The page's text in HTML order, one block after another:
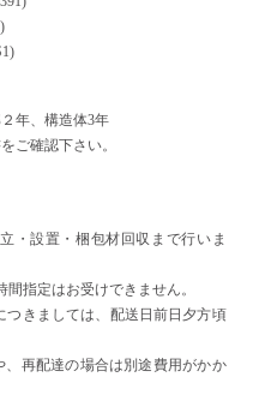
年、構造体3年
ご確認下さい。
・設置・梱包材回収まで行いま
指定はお受けできません。
つきましては、配送日前日夕方頃
再配達の場合は別途費用がかか